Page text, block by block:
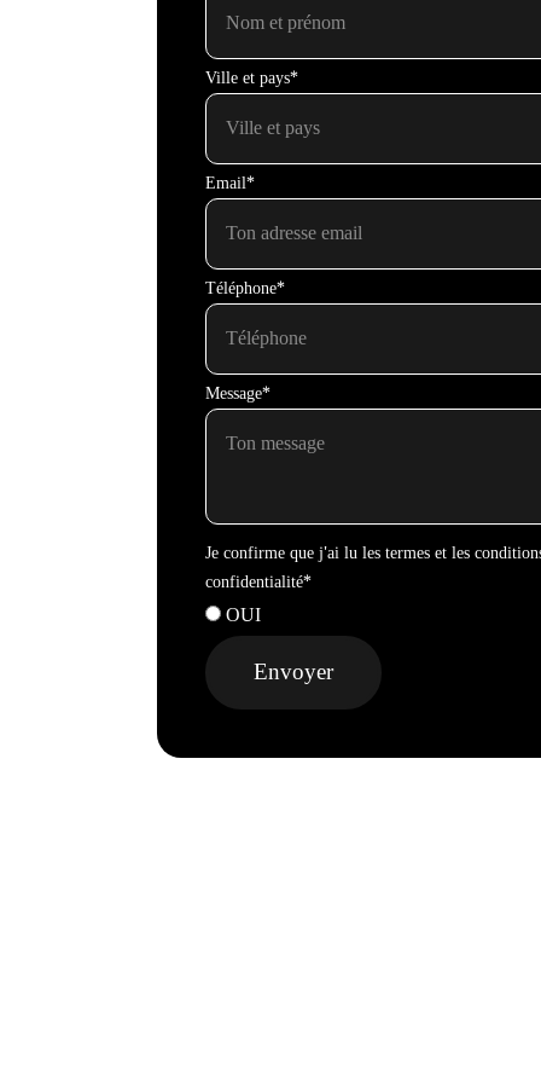
Ville et pays*
Email*
Téléphone*
Message*
Je confirme que j'ai lu les termes et les
confidentialité*
OUI
Envoyer